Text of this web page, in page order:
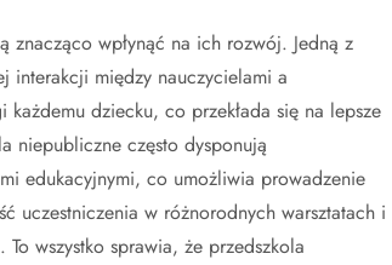
wpłynąć na ich rozwój. Jedną z
interakcji między nauczycielami a
dziecku, co przekłada się na lepsze
niepubliczne często dysponują
edukacyjnymi, co umożliwia prowadzenie
uczestniczenia w różnorodnych warsztatach i
wszystko sprawia, że przedszkola